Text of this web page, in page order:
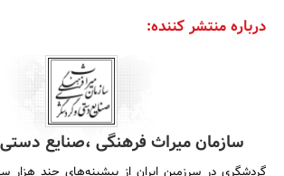
درباره منتشر کننده:
سازمان میراث فرهنگی ،صنایع